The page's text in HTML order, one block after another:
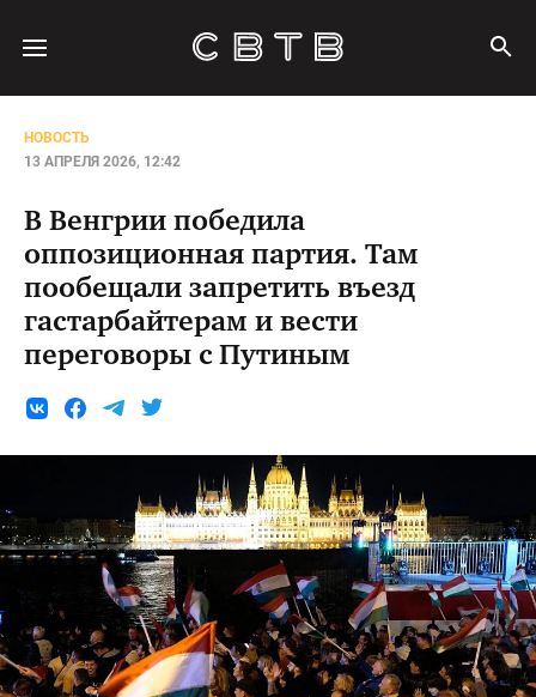
НОВОСТЬ
13 АПРЕЛЯ 2026, 12:42
В Венгрии победила
оппозиционная партия. Там
пообещали запретить въезд
гастарбайтерам и вести
переговоры с Путиным